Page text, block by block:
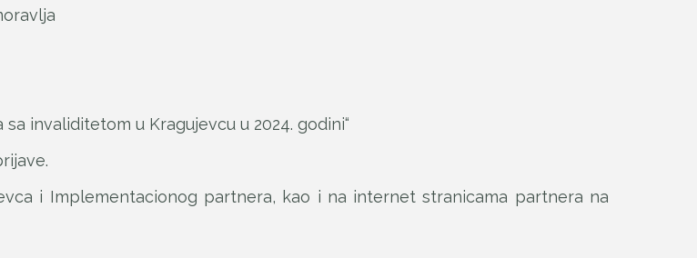
invaliditetom u Kragujevcu u 2024. godini“
i Implementacionog partnera, kao i na internet stranicama partnera na